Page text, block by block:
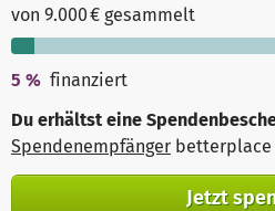
von 9.000 € gesammelt
5 % finanziert
Du erhältst eine
Spendenempfänger betterplace
Jetzt